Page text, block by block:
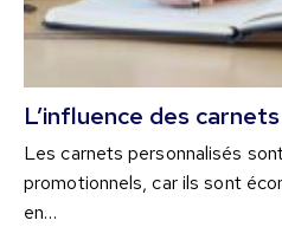
L’influence des
Les carnets personnalisés
promotionnels, car ils sont
en…